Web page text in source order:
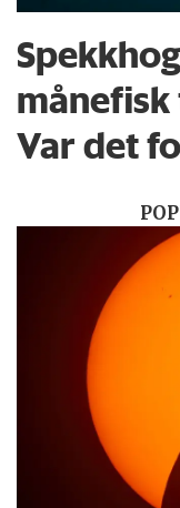
Var det